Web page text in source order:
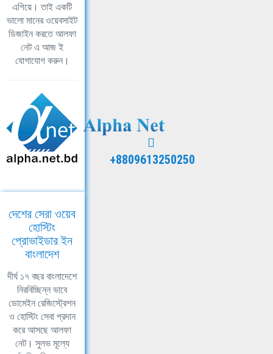
এগিয়ে। তাই একটি
ভালো মানের ওয়েবসাইট
ডিজাইন করতে আলফা
নেট এ আজ ই
যোগাযোগ করুন।
+8809613250250
দেশের সেরা ওয়েব
হোস্টিং
প্রোভাইডার ইন
বাংলাদেশ
দীর্ঘ ১৭ বছর বাংলাদেশে
নিরবিচ্ছিন্ন ভাবে
ডোমেইন রেজিস্ট্রেশন
ও হোস্টিং সেবা প্রদান
করে আসছে আলফা
নেট। সুলভ মূল্যে